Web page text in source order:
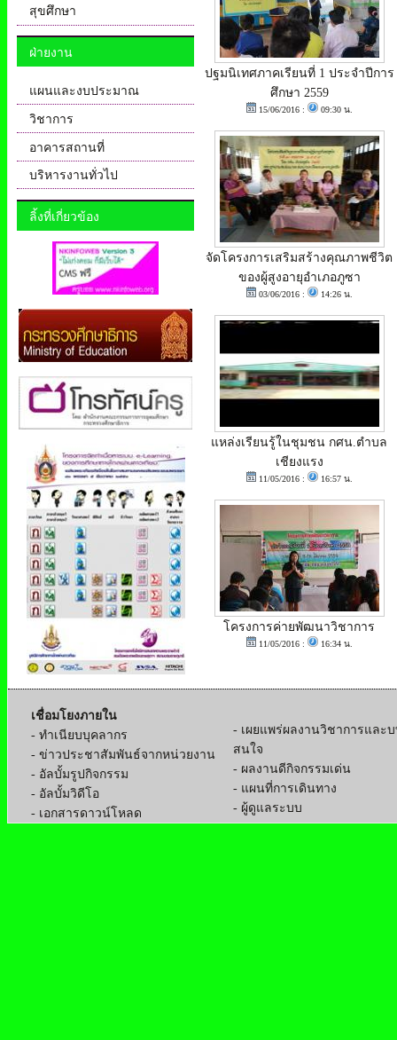
สุขศึกษา
ฝ่ายงาน
แผนและงบประมาณ
วิชาการ
อาคารสถานที่
บริหารงานทั่วไป
ลิ้งที่เกี่ยวข้อง
ปฐมนิเทศภาคเรียนที่ 1 ประจำปีการ
ศึกษา 2559
15/06/2016 : 09:30 น.
จัดโครงการเสริมสร้างคุณภาพชีวิต
ของผู้สูงอายุอำเภอภูซา
03/06/2016 : 14:26 น.
แหล่งเรียนรู้ในชุมชน กศน.ตำบล
เชียงแรง
11/05/2016 : 16:57 น.
โครงการค่ายพัฒนาวิชาการ
11/05/2016 : 16:34 น.
เชื่อมโยงภายใน
- ทำเนียบบุคลากร
- ข่าวประชาสัมพันธ์จากหน่วยงาน
- อัลบั้มรูปกิจกรรม
- อัลบั้มวิดีโอ
- เอกสารดาวน์โหลด
- เผยแพร่ผลงานวิชาการและ
สนใจ
- ผลงานดีกิจกรรมเด่น
- แผนที่การเดินทาง
- ผู้ดูแลระบบ